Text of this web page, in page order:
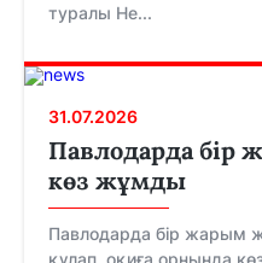
туралы Не...
31.07.2026
Павлодарда бір
көз жұмды
Павлодарда бір жарым
құлап, оқиға орнында